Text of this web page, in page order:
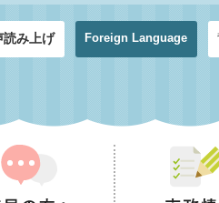
読み上げ Foreign Language